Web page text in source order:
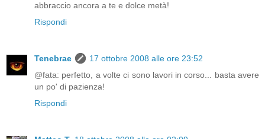
abbraccio ancora a te e dolce metà!
Rispondi
Tenebrae
17 ottobre 2008 alle ore 23:52
@fata: perfetto, a volte ci sono lavori in corso... basta avere
un po' di pazienza!
Rispondi